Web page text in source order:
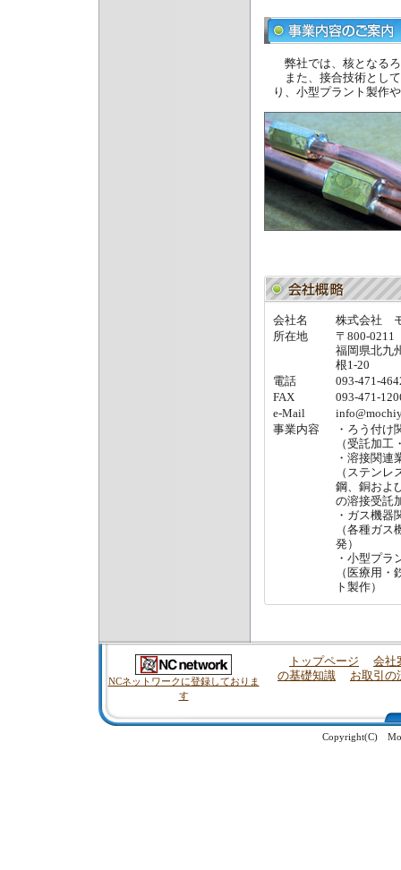
弊社では、核となる
また、接合技術とし
り、小型プラント製作
会社名
株式会社
所在地
〒800-0211
福岡県北九
根1-20
電話
093-471-
FAX
093-471-
e-Mail
事業内容
・ろう付け
（受託加工
・溶接関連
（ステン
鋼、銅およ
の溶接受託
・ガス機器
（各種ガ
発）
・小型プラ
（医療用
ト製作）
NCネットワークに登録しておりま
す
トップページ
会社
の基礎知識
お取引の
Copyright(C)